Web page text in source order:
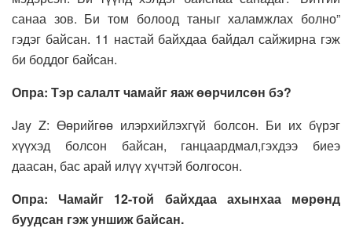
санаа зов. Би том болоод таныг халамжлах болно”
гэдэг байсан. 11 настай байхдаа байдал сайжирна гэж
би боддог байсан.
Опра: Тэр салалт чамайг яаж өөрчилсөн бэ?
Jay Z: Өөрийгөө илэрхийлэхгүй болсон. Би их бүрэг
хүүхэд болсон байсан, ганцаардмал,гэхдээ биеэ
даасан, бас арай илүү хүчтэй болгосон.
Опра: Чамайг 12-той байхдаа ахынхаа мөрөнд
буудсан гэж уншиж байсан.